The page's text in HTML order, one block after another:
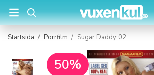
Startsida / Porrfilm / Sugar Daddy 02
50%